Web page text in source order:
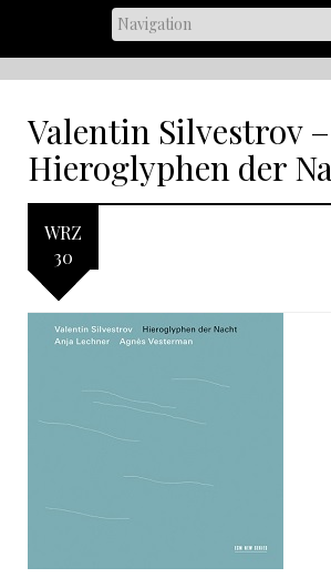
Valentin Silvestrov –
Hieroglyphen der
WRZ
30